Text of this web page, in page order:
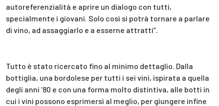
autoreferenzialità e aprire un dialogo con tutti,
specialmente i giovani. Solo così si potrà tornare a parlare
di vino, ad assaggiarlo e a esserne attratti”.
Tutto è stato ricercato fino al minimo dettaglio. Dalla
bottiglia, una bordolese per tutti i sei vini, ispirata a quella
degli anni ‘80 e con una forma molto distintiva, alle botti in
cui i vini possono esprimersi al meglio, per giungere infine